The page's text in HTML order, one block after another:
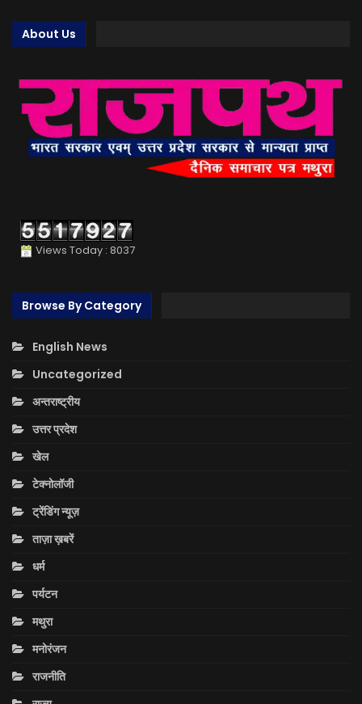
About Us
Views Today : 8037
Browse By Category
English News
Uncategorized
अन्तराष्ट्रीय
उत्तर प्रदेश
खेल
टेक्नोलॉजी
ट्रेंडिंग न्यूज़
ताज़ा ख़बरें
धर्म
पर्यटन
मथुरा
मनोरंजन
राजनीति